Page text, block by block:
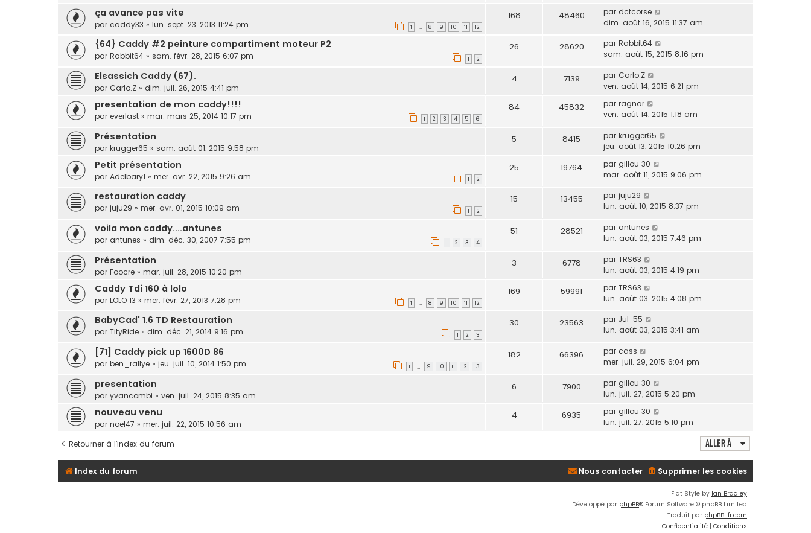
ça avance pas vite
par caddy33 » lun. sept. 23, 2013 11:24 pm 1 … 8 9 10 11 12
168 48460 par dctcorse
dim. août 16, 2015 11:37 am
{64} Caddy #2 peinture compartiment moteur P2
par Rabbit64 » sam. févr. 28, 2015 6:07 pm 1 2
26 28620 par Rabbit64
sam. août 15, 2015 8:16 pm
Elsassich Caddy (67).
par Carlo.Z » dim. juil. 26, 2015 4:41 pm
4 7139 par Carlo.Z
ven. août 14, 2015 6:21 pm
presentation de mon caddy!!!!
par everlast » mar. mars 25, 2014 10:17 pm 1 2 3 4 5 6
84 45832 par ragnar
ven. août 14, 2015 1:18 am
Présentation
par krugger65 » sam. août 01, 2015 9:58 pm
5 8415 par krugger65
jeu. août 13, 2015 10:26 pm
Petit présentation
par Adelbary1 » mer. avr. 22, 2015 9:26 am 1 2
25 19764 par gillou 30
mar. août 11, 2015 9:06 pm
restauration caddy
par juju29 » mer. avr. 01, 2015 10:09 am 1 2
15 13455 par juju29
lun. août 10, 2015 8:37 pm
voila mon caddy....antunes
par antunes » dim. déc. 30, 2007 7:55 pm 1 2 3 4
51 28521 par antunes
lun. août 03, 2015 7:46 pm
Présentation
par Foocre » mar. juil. 28, 2015 10:20 pm
3 6778 par TRS63
lun. août 03, 2015 4:19 pm
Caddy Tdi 160 à lolo
par LOLO 13 » mer. févr. 27, 2013 7:28 pm 1 … 8 9 10 11 12
169 59991 par TRS63
lun. août 03, 2015 4:08 pm
BabyCad' 1.6 TD Restauration
par TityRide » dim. déc. 21, 2014 9:16 pm 1 2 3
30 23563 par Jul-55
lun. août 03, 2015 3:41 am
[71] Caddy pick up 1600D 86
par ben_rallye » jeu. juil. 10, 2014 1:50 pm 1 … 9 10 11 12 13
182 66396 par cass
mer. juil. 29, 2015 6:04 pm
presentation
par yvancombi » ven. juil. 24, 2015 8:35 am
6 7900 par gillou 30
lun. juil. 27, 2015 5:20 pm
nouveau venu
par noel47 » mer. juil. 22, 2015 10:56 am
4 6935 par gillou 30
lun. juil. 27, 2015 5:10 pm
Retourner à l’index du forum Aller à
Index du forum Supprimer les cookies
Nous contacter
Flat Style by Ian Bradley
Développé par phpBB® Forum Software © phpBB Limited
Traduit par phpBB-fr.com
Confidentialité | Conditions